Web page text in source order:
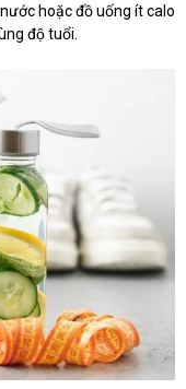
hoặc đồ uống ít calo
độ tuổi.